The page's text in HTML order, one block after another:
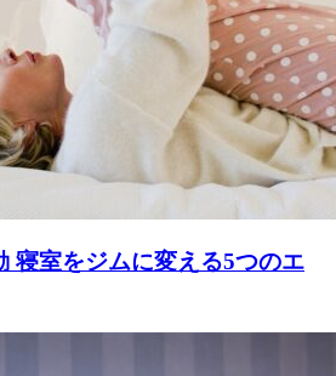
寝室をジムに変える5つのエ